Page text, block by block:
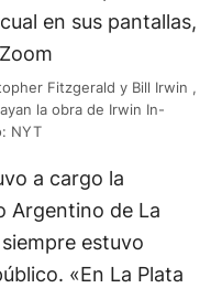
Fitzgerald y Bill Irwin ,
la obra de Irwin In-
NYT
a cargo la
Argentino de La
estuvo
«En La Plata